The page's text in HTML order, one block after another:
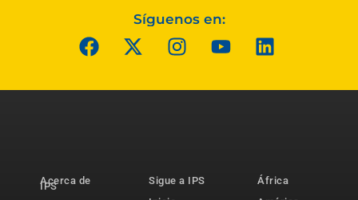
Síguenos en:
Acerca de
IPS
Sigue a IPS
África